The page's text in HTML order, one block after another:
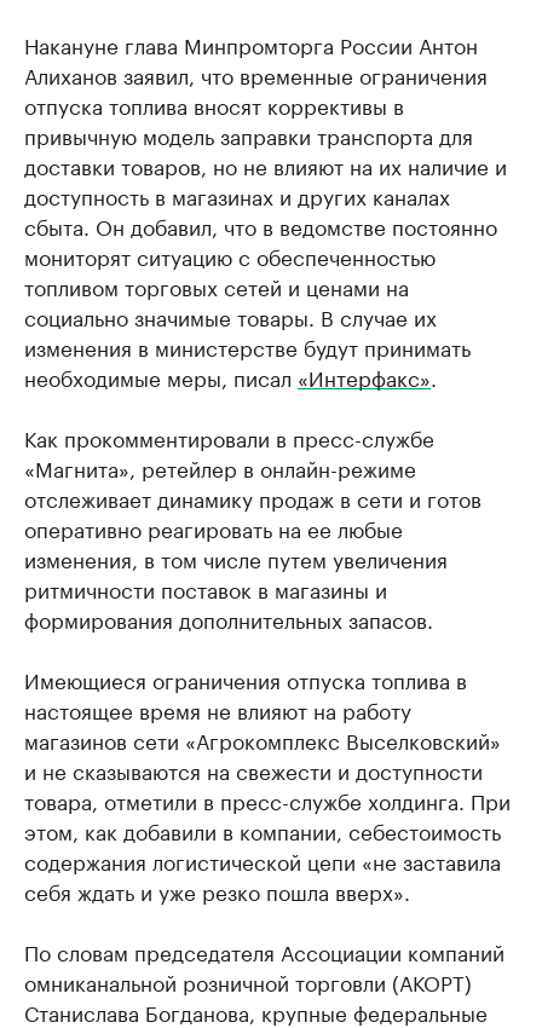
Накануне глава Минпромторга России Антон
Алиханов заявил, что временные ограничения
отпуска топлива вносят коррективы в
привычную модель заправки транспорта для
доставки товаров, но не влияют на их наличие и
доступность в магазинах и других каналах
сбыта. Он добавил, что в ведомстве постоянно
мониторят ситуацию с обеспеченностью
топливом торговых сетей и ценами на
социально значимые товары. В случае их
изменения в министерстве будут принимать
необходимые меры, писал «Интерфакс»
Как прокомментировали в пресс-службе
«Магнита», ретейлер в онлайн-режиме
отслеживает динамику продаж в сети и готов
оперативно реагировать на ее любые
изменения, в том числе путем увеличения
ритмичности поставок в магазины и
формирования дополнительных запасов.
Имеющиеся ограничения отпуска топлива в
настоящее время не влияют на работу
магазинов сети «Агрокомплекс Выселковский»
и не сказываются на свежести и доступности
товара, отметили в пресс-службе холдинга. При
этом, как добавили в компании, себестоимость
содержания логистической цепи «не заставила
себя ждать и уже резко пошла вверх».
По словам председателя Ассоциации компаний
омниканальной розничной торговли (АКОРТ)
Станислава Богданова, крупные федеральные